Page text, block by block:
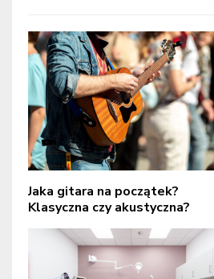
Jaka gitara na początek?
Klasyczna czy akustyczna?